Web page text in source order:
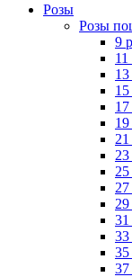
Розы
Розы
9
11
13
15
17
19
21
25
27
29
31
35
37